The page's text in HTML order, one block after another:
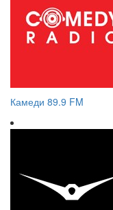
Камеди 89.9 FM